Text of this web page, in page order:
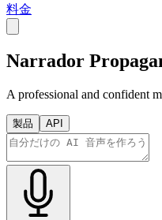
料金
Narrador
A professional and confident
製品 API